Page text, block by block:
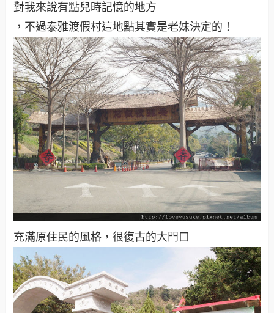
對我來說有點兒時記憶的地方
，不過泰雅渡假村這地點其實是老妹決定的！
充滿原住民的風格，很復古的大門口